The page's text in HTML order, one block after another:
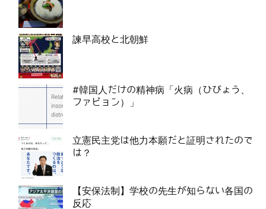
諫早高校と北朝鮮
#韓国人だけの精神病「火病（ひびょう、
ファビョン）」
立憲民主党は他力本願だと証明されたので
は？
【安保法制】学校の先生が知らない各国の
反応